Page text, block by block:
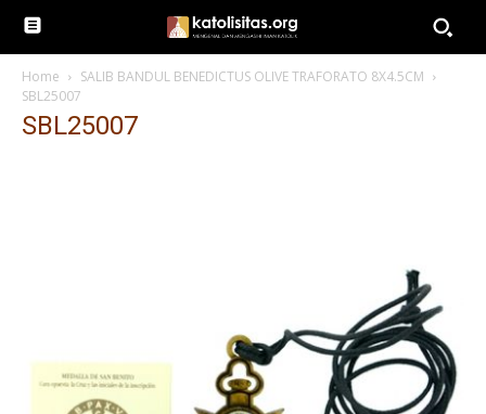
Home
SALIB BANDUL BENEDICTUS OLIVE TRAFORATO 8X4.5CM
SBL25007
SBL25007